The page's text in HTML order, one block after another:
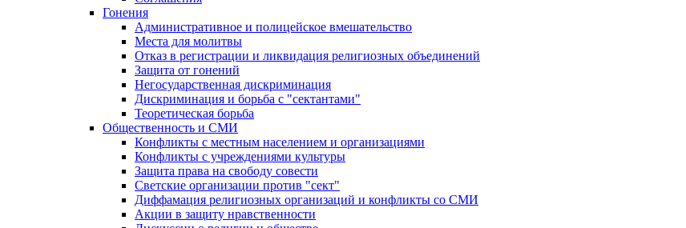
Гонения
Административное и полицейское вмешательство
Места для молитвы
Отказ в регистрации и ликвидация религиозных объединений
Защита от гонений
Негосударственная дискриминация
Дискриминация и борьба с "сектантами"
Теоретическая борьба
Общественность и СМИ
Конфликты с местным населением и организациями
Конфликты с учреждениями культуры
Защита права на свободу совести
Светские организации против "сект"
Диффамация религиозных организаций и конфликты со СМИ
Акции в защиту нравственности